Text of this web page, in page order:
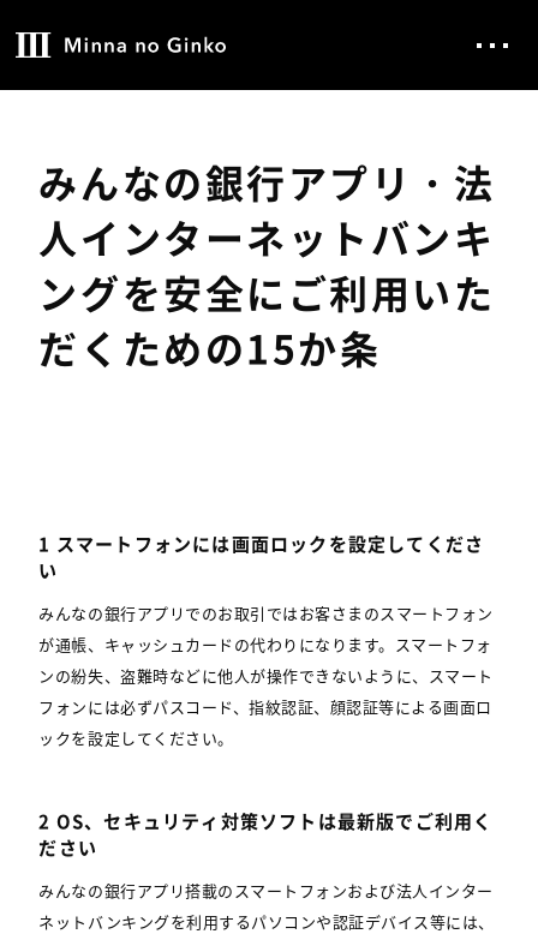
みんなの銀行アプリ・法
人インターネットバンキ
ングを安全にご利用いた
だくための15か条
1 スマートフォンには画面ロックを設定してくださ
い
みんなの銀行アプリでのお取引ではお客さまのスマートフォン
が通帳、キャッシュカードの代わりになります。スマートフォ
ンの紛失、盗難時などに他人が操作できないように、スマート
フォンには必ずパスコード、指紋認証、顔認証等による画面ロ
ックを設定してください。
2 OS、セキュリティ対策ソフトは最新版でご利用く
ださい
みんなの銀行アプリ搭載のスマートフォンおよび法人インター
ネットバンキングを利用するパソコンや認証デバイス等には、